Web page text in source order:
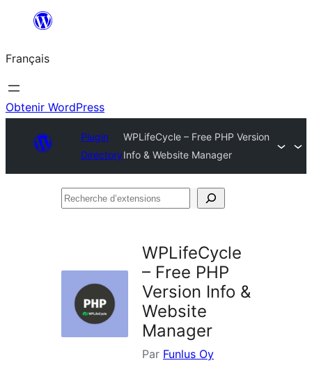
contenu
Français
Obtenir WordPress
Plugin
Directory
WPLifeCycle – Free PHP Version
Info & Website Manager
Recherche
WPLifeCycle
– Free PHP
Version Info &
Website
Manager
Par Funlus Oy